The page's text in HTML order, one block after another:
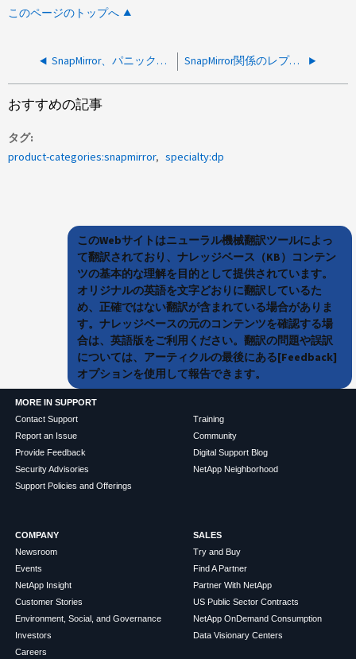
このページのトップへ
SnapMirror、パニック：リリース9.13.1でプロセスnodewatchdogが秒間応答しない SnapMirror関係のレプリケーションが長すぎるラグタイムで失敗する
おすすめの記事
タグ
product-categories:snapmirror
specialty:dp
このWebサイトはニューラル機械翻訳ツールによっ
て翻訳されており、ナレッジベース（KB）コンテン
ツの基本的な理解を目的として提供されています。
オリジナルの英語を文字どおりに翻訳しているた
め、正確ではない翻訳が含まれている場合がありま
す。ナレッジベースの元のコンテンツを確認する場
合は、英語版をご利用ください。翻訳の問題や誤訳
については、アーティクルの最後にある[Feedback]
オプションを使用して報告できます。
MORE IN SUPPORT
Contact Support
Report an Issue
Provide Feedback
Security Advisories
Support Policies and Offerings
Training
Community
Digital Support Blog
NetApp Neighborhood
COMPANY
Newsroom
Events
NetApp Insight
Customer Stories
Environment, Social, and Governance
Investors
Careers
SALES
Try and Buy
Find A Partner
Partner With NetApp
US Public Sector Contracts
NetApp OnDemand Consumption
Data Visionary Centers